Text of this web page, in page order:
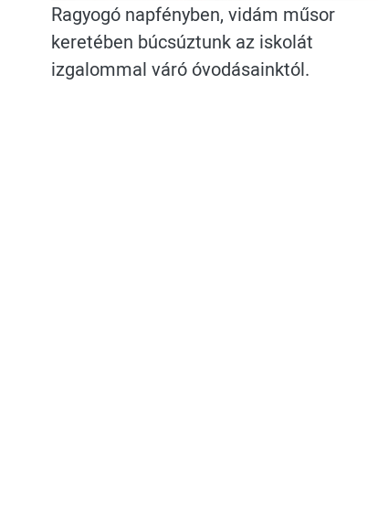
Ragyogó napfényben, vidám műsor
keretében búcsúztunk az iskolát
izgalommal váró óvodásainktól.